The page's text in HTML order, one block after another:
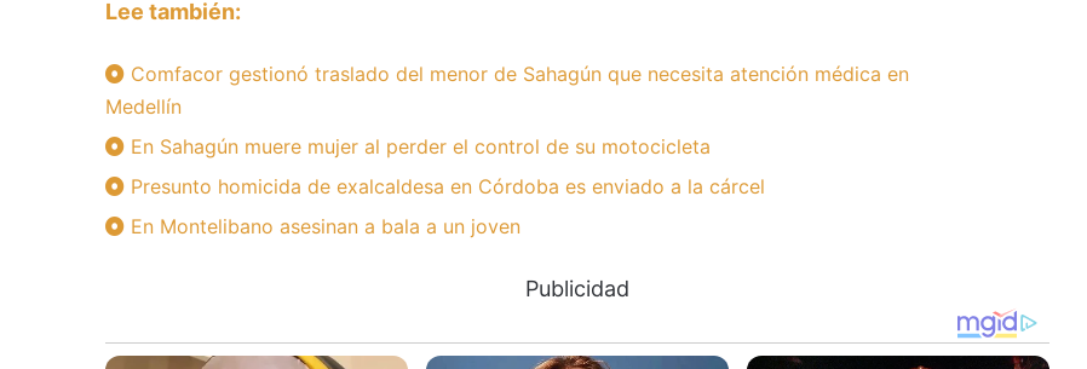
Lee también:
Comfacor gestionó traslado del menor de Sahagún que necesita atención médica en
Medellín
En Sahagún muere mujer al perder el control de su motocicleta
Presunto homicida de exalcaldesa en Córdoba es enviado a la cárcel
En Montelibano asesinan a bala a un joven
Publicidad